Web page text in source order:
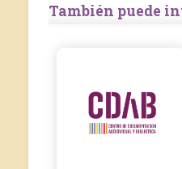
También puede